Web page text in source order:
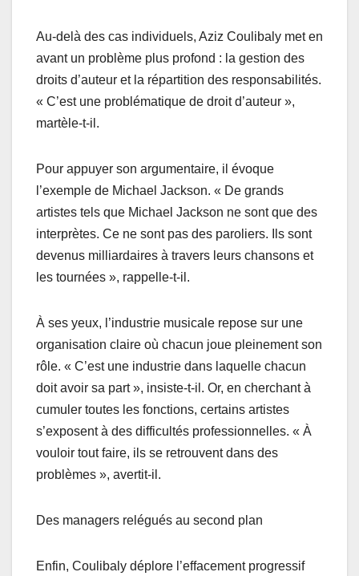
Au-delà des cas individuels, Aziz Coulibaly met en
avant un problème plus profond : la gestion des
droits d’auteur et la répartition des responsabilités.
« C’est une problématique de droit d’auteur »,
martèle-t-il.
Pour appuyer son argumentaire, il évoque
l’exemple de Michael Jackson. « De grands
artistes tels que Michael Jackson ne sont que des
interprètes. Ce ne sont pas des paroliers. Ils sont
devenus milliardaires à travers leurs chansons et
les tournées », rappelle-t-il.
À ses yeux, l’industrie musicale repose sur une
organisation claire où chacun joue pleinement son
rôle. « C’est une industrie dans laquelle chacun
doit avoir sa part », insiste-t-il. Or, en cherchant à
cumuler toutes les fonctions, certains artistes
s’exposent à des difficultés professionnelles. « À
vouloir tout faire, ils se retrouvent dans des
problèmes », avertit-il.
Des managers relégués au second plan
Enfin, Coulibaly déplore l’effacement progressif